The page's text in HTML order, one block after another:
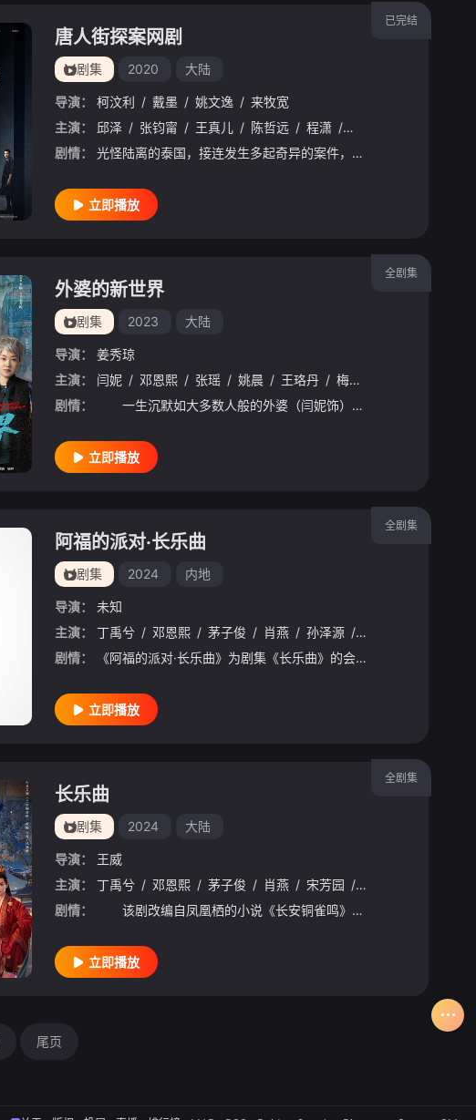
已完结
唐人街探案网剧
剧集 2020 大陆
导演： 柯汶利 / 戴墨 / 姚文逸 / 来牧宽
主演：
邱泽 / 张钧甯 / 王真儿 / 陈哲远 / 程潇 / 张艺上
剧情：
光怪陆离的泰国，接连发生多起奇异的案件，“唐人街第一神探”唐仁的徒弟林默（邱泽 饰）,野田昊的弟弟野田昊二（陈哲远 饰），纷纷陷入探案的谜团之中……死者妻子IVY（张钧甯 饰）、酒吧歌手阿温（王真
立即播放
全剧集
外婆的新世界
剧集 2023 大陆
导演：
姜秀琼
主演：
闫妮 / 邓恩熙 / 张瑶 / 姚晨 / 王珞丹 / 梅婷
剧情：
一生沉默如大多数人般的外婆（闫妮饰），突然不告而别、离家消失，游走于城市各地，变得不再沉默，变得特立独行，宛如城市游侠，利刃般刺入无数人的生活，揭开一个个难定黑白善恶的人生，一边改变着自己，一边也
立即播放
白客 赵文瑄 / 小爱 /
周奇
全剧集
阿福的派对·长乐曲
剧集 2024 内地
导演：
未知
主演：
丁禹兮 / 邓恩熙 / 茅子俊 / 肖燕 / 孙泽源 / 高基才
剧情：
《阿福的派对·长乐曲》为剧集《长乐曲》的会员专属团综，主演丁禹兮、邓恩熙、茅子俊、肖燕、孙泽源、高基才共同开启了一场甜蜜的夏日派对。
立即播放
全剧集
长乐曲
剧集 2024 大陆
导演：
王威
主演：
丁禹兮 / 邓恩熙 / 茅子俊 / 肖燕 / 宋芳园 / 何赛飞
剧情：
该剧改编自凤凰栖的小说《长安铜雀鸣》。 内卫府大阁领沈渡（丁禹兮饰）办案果决但却“恶名在外”，颜府庶女颜幸（邓恩熙饰）因三姐逃了太皇太后的赐婚，为保全家人，颜幸替姐出嫁和沈渡成婚。京中离奇案件频
立即播放
尾页